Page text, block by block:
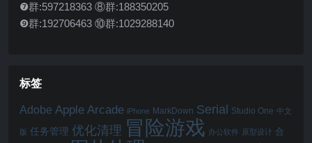
❼群:597218363 ⑧群:188350205
❾群:192706463 ⑩群:1029288140
标签
Adobe Apple Arcade iPhone MarkDown Serial Studio One 中文
版 任务管理 优化清理 冒险游戏 办公软件 原型设计 合